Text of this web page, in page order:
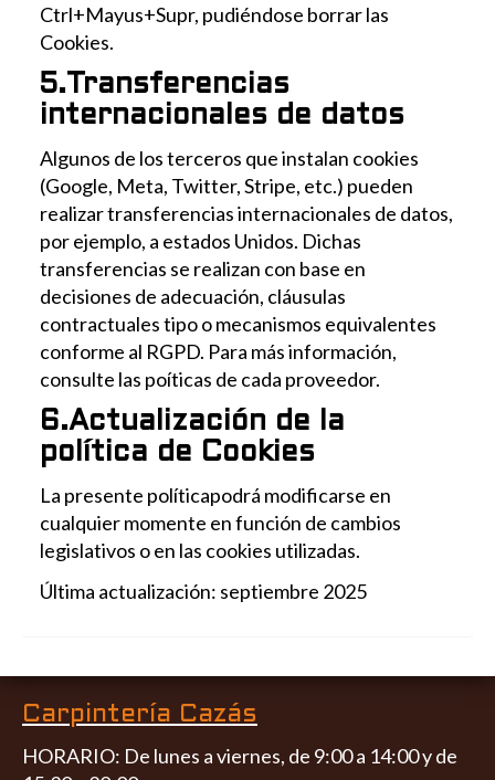
Ctrl+Mayus+Supr, pudiéndose borrar las
Cookies.
5.Transferencias
internacionales de datos
Algunos de los terceros que instalan cookies
(Google, Meta, Twitter, Stripe, etc.) pueden
realizar transferencias internacionales de datos,
por ejemplo, a estados Unidos. Dichas
transferencias se realizan con base en
decisiones de adecuación, cláusulas
contractuales tipo o mecanismos equivalentes
conforme al RGPD. Para más información,
consulte las poíticas de cada proveedor.
6.Actualización de la
política de Cookies
La presente políticapodrá modificarse en
cualquier momente en función de cambios
legislativos o en las cookies utilizadas.
Última actualización: septiembre 2025
Carpintería Cazás
HORARIO: De lunes a viernes, de 9:00 a 14:00 y de